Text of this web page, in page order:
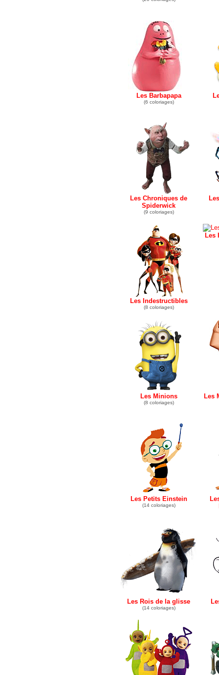
Les Barbapapa
(6 coloriages)
Les Chroniques de
Spiderwick
(9 coloriages)
Les Indestructibles
(8 coloriages)
Les
Les Minions
(8 coloriages)
Les
Les Petits Einstein
(14 coloriages)
Les Rois de la glisse
(14 coloriages)